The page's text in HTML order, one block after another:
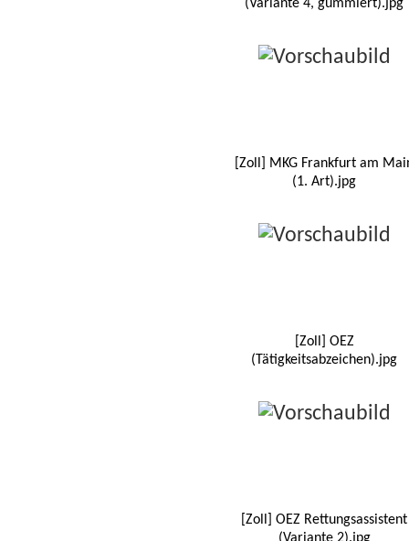
(Variante 4, gummiert).jpg
[Zoll] MKG Frankfurt am
(1. Art).jpg
[Zoll] OEZ
(Tätigkeitsabzeichen).jpg
[Zoll] OEZ Rettungsassistent